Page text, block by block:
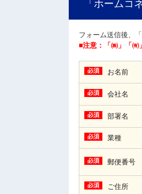
「ホームコ
フォーム送信後、
■注意：「㈱」「㈲
お名前
会社名
部署名
業種
郵便番号
ご住所